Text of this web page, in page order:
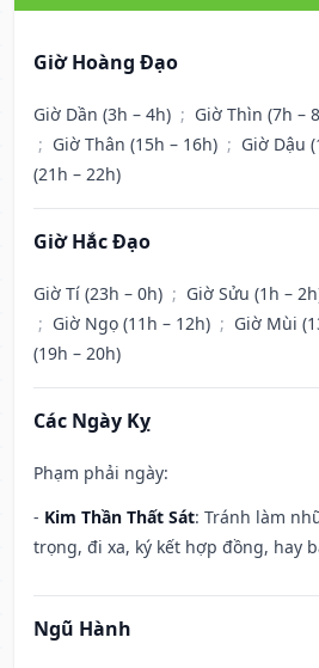
Giờ Hoàng Đạo
Giờ Dần (3h – 4h) ; Giờ Thìn (7h –
; Giờ Thân (15h – 16h) ; Giờ Dậu
(21h – 22h)
Giờ Hắc Đạo
Giờ Tí (23h – 0h) ; Giờ Sửu (1h –
; Giờ Ngọ (11h – 12h) ; Giờ Mùi
(19h – 20h)
Các Ngày Kỵ
Phạm phải ngày:
- Kim Thần Thất Sát: Tránh làm
trọng, đi xa, ký kết hợp đồng, hay
Ngũ Hành